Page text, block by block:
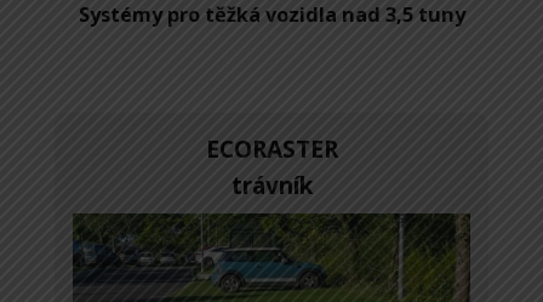
Systémy pro těžká vozidla nad 3,5 tuny
ECORASTER
trávník